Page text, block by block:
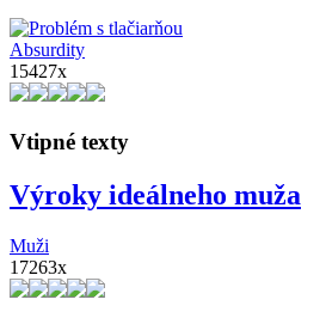
Absurdity
15427x
Vtipné texty
Výroky ideálneho muža
Muži
17263x